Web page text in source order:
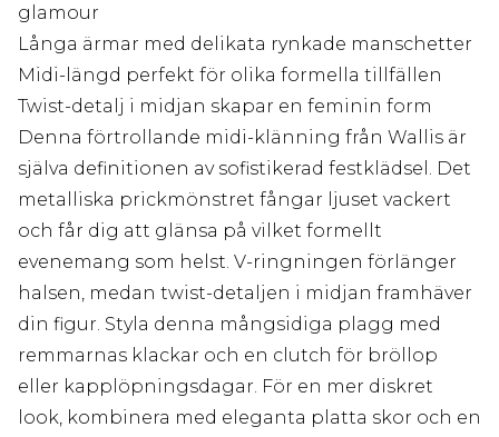
glamour
Långa ärmar med delikata rynkade manschetter
Midi-längd perfekt för olika formella tillfällen
Twist-detalj i midjan skapar en feminin form
Denna förtrollande midi-klänning från Wallis är
själva definitionen av sofistikerad festklädsel. Det
metalliska prickmönstret fångar ljuset vackert
och får dig att glänsa på vilket formellt
evenemang som helst. V-ringningen förlänger
halsen, medan twist-detaljen i midjan framhäver
din figur. Styla denna mångsidiga plagg med
remmarnas klackar och en clutch för bröllop
eller kapplöpningsdagar. För en mer diskret
look, kombinera med eleganta platta skor och en